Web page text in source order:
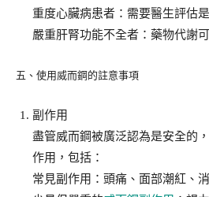
重度心臟病患者：需要醫生評估
嚴重肝腎功能不全者：藥物代謝
五、使用威而鋼的註意事項
副作用
盡管威而鋼被廣泛認為是安全的
作用，包括：
常見副作用：頭痛、面部潮紅、